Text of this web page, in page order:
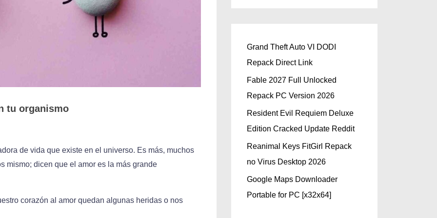
tu organismo
de vida que existe en el universo. Es más, muchos
mismo; dicen que el amor es la más grande
corazón al amor quedan algunas heridas o nos
Grand Theft Auto VI DODI
Repack Direct Link
Fable 2027 Full Unlocked
Repack PC Version 2026
Resident Evil Requiem Deluxe
Edition Cracked Update Reddit
Reanimal Keys FitGirl Repack
no Virus Desktop 2026
Google Maps Downloader
Portable for PC [x32x64]